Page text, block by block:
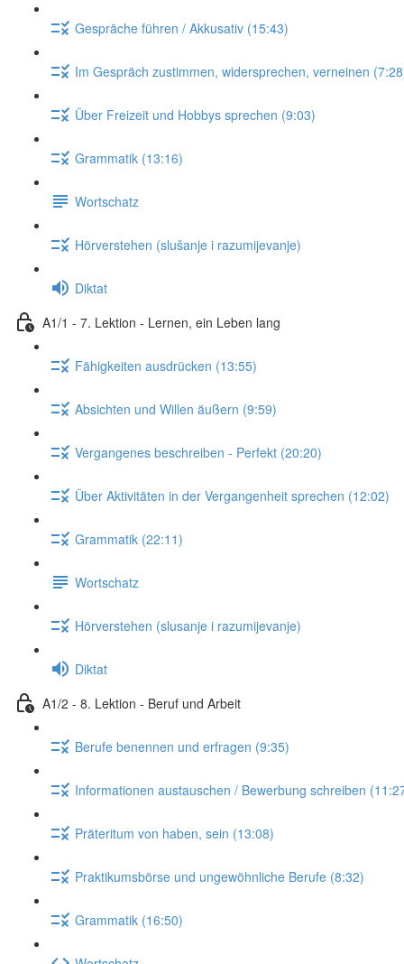
Gespräche führen / Akkusativ (15:43)
Im Gespräch zustimmen, widersprechen, verneinen
Über Freizeit und Hobbys sprechen (9:03)
Grammatik (13:16)
Wortschatz
Hörverstehen (slušanje i razumijevanje)
Diktat
A1/1 - 7. Lektion - Lernen, ein Leben lang
Fähigkeiten ausdrücken (13:55)
Absichten und Willen äußern (9:59)
Vergangenes beschreiben - Perfekt (20:20)
Über Aktivitäten in der Vergangenheit sprechen (12:02)
Grammatik (22:11)
Wortschatz
Hörverstehen (slusanje i razumijevanje)
Diktat
A1/2 - 8. Lektion - Beruf und Arbeit
Berufe benennen und erfragen (9:35)
Informationen austauschen / Bewerbung schreiben
Präteritum von haben, sein (13:08)
Praktikumsbörse und ungewöhnliche Berufe (8:32)
Grammatik (16:50)